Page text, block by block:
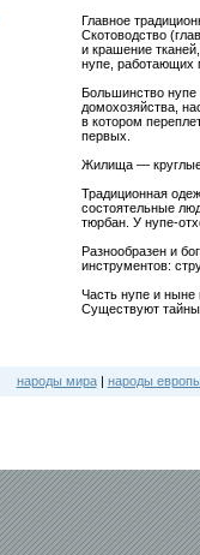
Главное
Скотоводство
и крашение
нупе, работающих
Большинство нупе
домохозяйства,
в котором
первых.
Жилища — круглые
Традиционная
состоятельные
тюрбан. У нупе-
Разнообразен и
инструментов:
Часть нупе и ныне
Существуют
народы мира| народы европы